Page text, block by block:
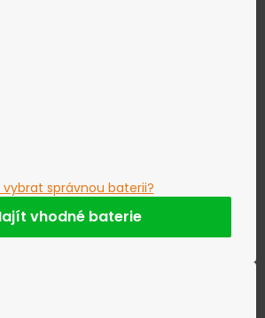
vybrat správnou baterii?
vhodné baterie